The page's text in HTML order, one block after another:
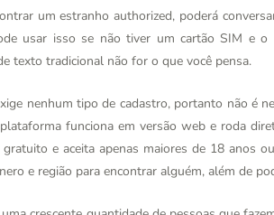
um estranho authorized, poderá
usar isso se não tiver um cartão SIM e o
texto tradicional não for o que você pensa.
nenhum tipo de cadastro, portanto não é
funciona em versão web e roda
gratuito e aceita apenas maiores de 18 anos
e região para encontrar alguém, além de